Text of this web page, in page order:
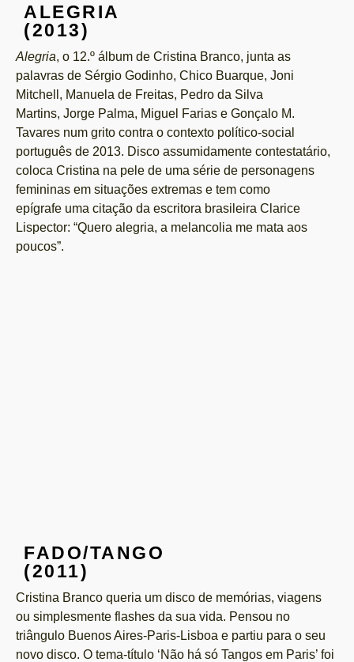
ALEGRIA
(2013)
Alegria, o 12.º álbum de Cristina Branco, junta as
palavras de Sérgio Godinho, Chico Buarque, Joni
Mitchell, Manuela de Freitas, Pedro da Silva
Martins, Jorge Palma, Miguel Farias e Gonçalo M.
Tavares num grito contra o contexto político-social
português de 2013. Disco assumidamente contestatário,
coloca Cristina na pele de uma série de personagens
femininas em situações extremas e tem como
epígrafe uma citação da escritora brasileira Clarice
Lispector: “Quero alegria, a melancolia me mata aos
poucos”.
FADO/TANGO
(2011)
Cristina Branco queria um disco de memórias, viagens
ou simplesmente flashes da sua vida. Pensou no
triângulo Buenos Aires-Paris-Lisboa e partiu para o seu
novo disco. O tema-título ‘Não há só Tangos em Paris’ foi